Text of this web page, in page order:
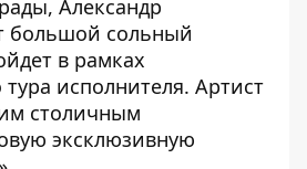
Александр
большой сольный
в рамках
тура исполнителя. Артист
столичным
эксклюзивную